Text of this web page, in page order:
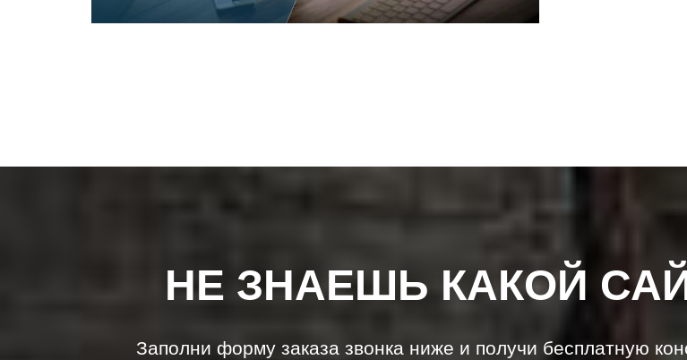
НЕ ЗНАЕШЬ КАКОЙ
Заполни форму заказа звонка ниже и получи бесплатную